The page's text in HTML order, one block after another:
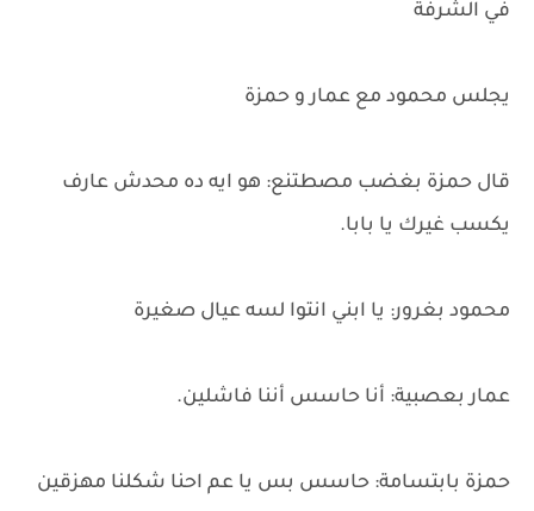
في الشرفة
يجلس محمود مع عمار و حمزة
قال حمزة بغضب مصطتنع: هو ايه ده محدش عارف
يكسب غيرك يا بابا.
محمود بغرور: يا ابني انتوا لسه عيال صغيرة
عمار بعصبية: أنا حاسس أننا فاشلين.
حمزة بابتسامة: حاسس بس يا عم احنا شكلنا مهزقين